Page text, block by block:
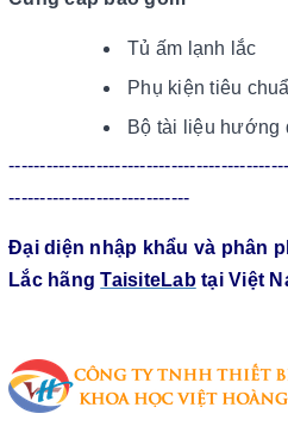
Tủ ấm lạnh lắc
Phụ kiện tiêu
Bộ tài liệu hướng
-----------------------------
Đại diện nhập khẩu và phân
Lắc hãng TaisiteLab tại Việt